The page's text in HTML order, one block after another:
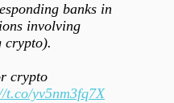
banks in
involving
crypto).
crypto
t.co/yv5nm3fq7X